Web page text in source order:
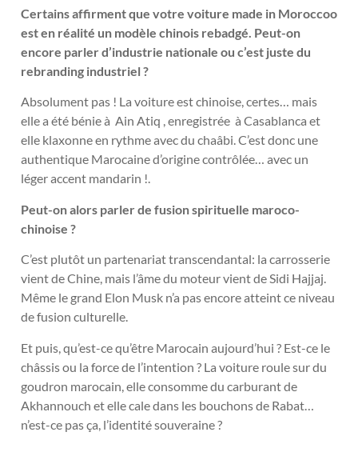
Certains affirment que votre voiture made in Moroccoo
est en réalité un modèle chinois rebadgé. Peut-on
encore parler d’industrie nationale ou c’est juste du
rebranding industriel ?
Absolument pas ! La voiture est chinoise, certes… mais
elle a été bénie à Ain Atiq , enregistrée à Casablanca et
elle klaxonne en rythme avec du chaâbi. C’est donc une
authentique Marocaine d’origine contrôlée… avec un
léger accent mandarin !.
Peut-on alors parler de fusion spirituelle maroco-
chinoise ?
C’est plutôt un partenariat transcendantal: la carrosserie
vient de Chine, mais l’âme du moteur vient de Sidi Hajjaj.
Même le grand Elon Musk n’a pas encore atteint ce niveau
de fusion culturelle.
Et puis, qu’est-ce qu’être Marocain aujourd’hui ? Est-ce le
châssis ou la force de l’intention ? La voiture roule sur du
goudron marocain, elle consomme du carburant de
Akhannouch et elle cale dans les bouchons de Rabat…
n’est-ce pas ça, l’identité souveraine ?